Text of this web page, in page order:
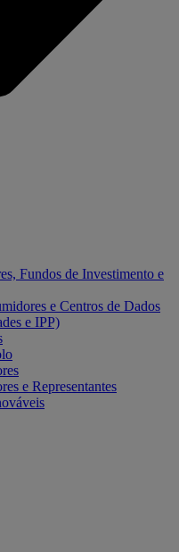
Fundos de Investimento e
e Centros de Dados
e IPP)
e Representantes